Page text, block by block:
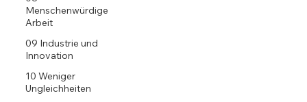
Menschenwürdige
Arbeit
09 Industrie und
Innovation
10 Weniger
Ungleichheiten